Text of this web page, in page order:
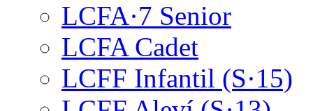
LCFA·7 Senior
LCFA Cadet
LCFF Infantil (S·15)